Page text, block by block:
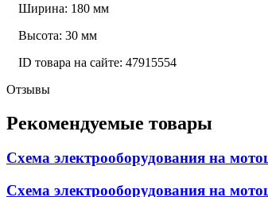
Ширина: 180 мм
Высота: 30 мм
ID товара на сайте: 47915554
Отзывы
Рекомендуемые товары
Схема электрооборудования на
Схема электрооборудования на